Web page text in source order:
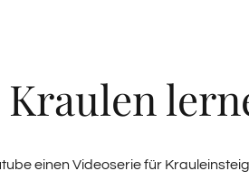
einen Videoserie für